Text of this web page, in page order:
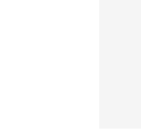
Диагностические
Неврологические